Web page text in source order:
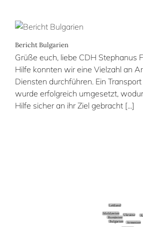
Bericht Bulgarien
Grüße euch, liebe CDH Stephanus
Hilfe konnten wir eine Vielzahl an
Diensten durchführen. Ein
wurde erfolgreich umgesetzt,
Hilfe sicher an ihr Ziel gebracht [...]
Bulgarien
Ukraine
Lettland
Moldawien
Rumänien
Armenien